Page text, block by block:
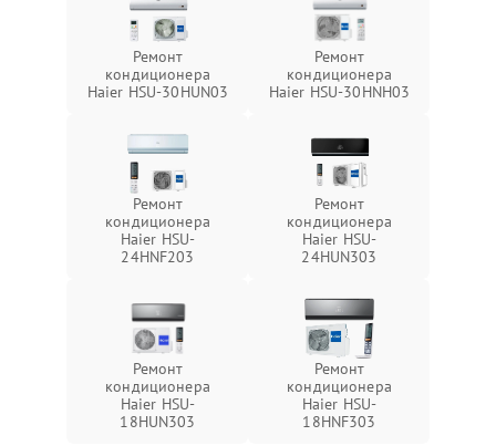
Ремонт
кондиционера
Haier HSU-30HUN03
Ремонт
кондиционера
Haier HSU-30HNH03
Ремонт
кондиционера
Haier HSU-
24HNF203
Ремонт
кондиционера
Haier HSU-
24HUN303
Ремонт
кондиционера
Haier HSU-
18HUN303
Ремонт
кондиционера
Haier HSU-
18HNF303